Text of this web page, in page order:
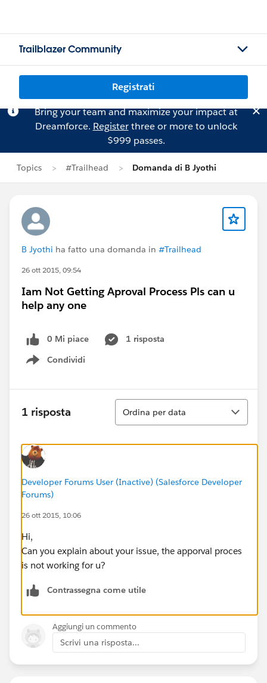
Trailblazer Community
Registrati
Bring your team and maximize your impact at
Dreamforce. Registerthree or more to unlock
$999 passes.
Topics #Trailhead Domanda di B Jyothi
B Jyothi ha fatto una domanda in #Trailhead
26 ott 2015, 09:54
Iam Not Getting Aproval Process Pls can u
help any one
0 Mi piace
1 risposta
Condividi
Show menu
1 risposta
Ordina
Ordina per data
Developer Forums User (Inactive) (Salesforce Developer
Forums)
26 ott 2015, 10:06
Hi,
Can you explain about your issue, the apporval proces
is not working for u?
Contrassegna come utile
Aggiungi un commento
Scrivi una risposta...